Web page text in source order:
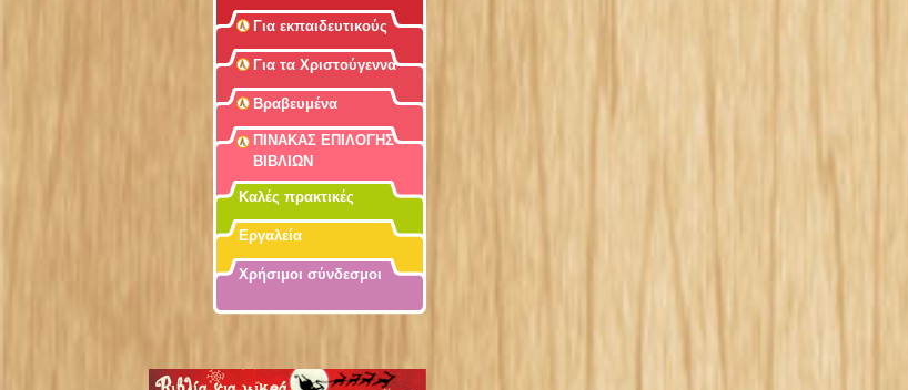
Για εκπαιδευτικούς
Για τα Χριστούγεννα
Βραβευμένα
ΠΙΝΑΚΑΣ ΕΠΙΛΟΓΗΣ
ΒΙΒΛΙΩΝ
Καλές πρακτικές
Εργαλεία
Χρήσιμοι σύνδεσμοι